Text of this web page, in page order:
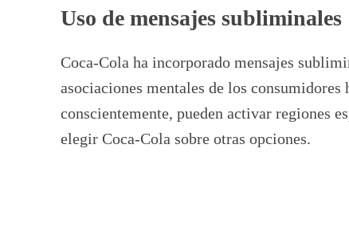
Uso de mensajes subliminales
Coca-Cola ha incorporado mensajes
asociaciones mentales de los
conscientemente, pueden activar regiones
elegir Coca-Cola sobre otras opciones.